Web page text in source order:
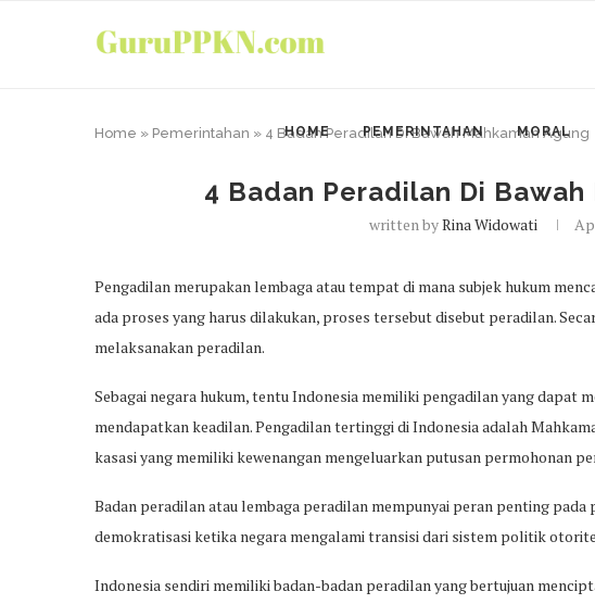
HOME PEMERINTAHAN MORAL
Home » Pemerintahan » 4 Badan Peradilan Di Bawah Mahkamah Agung
4 Badan Peradilan Di Bawah
written byRina Widowati
Pengadilan merupakan lembaga atau tempat di mana subjek hukum
ada proses yang harus dilakukan, proses tersebut disebut peradilan.
melaksanakan peradilan.
Sebagai negara hukum, tentu Indonesia memiliki pengadilan yang dapat
mendapatkan keadilan. Pengadilan tertinggi di Indonesia adalah
kasasi yang memiliki kewenangan mengeluarkan putusan permohonan
Badan peradilan atau lembaga peradilan mempunyai peran penting
demokratisasi ketika negara mengalami transisi dari sistem politik
Indonesia sendiri memiliki badan-badan peradilan yang bertujuan